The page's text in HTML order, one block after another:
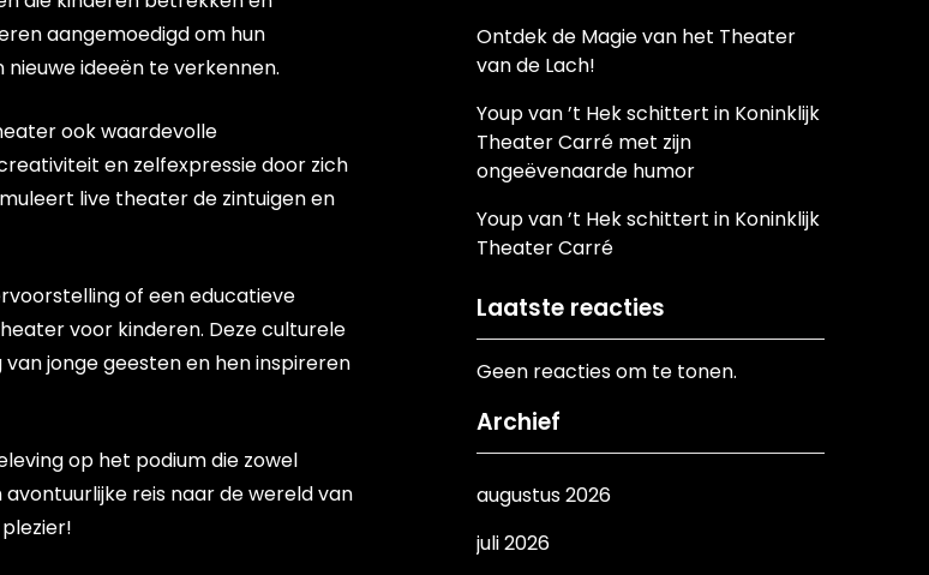
aangemoedigd om hun
ideeën te verkennen.
ook waardevolle
en zelfexpressie door zich
live theater de zintuigen en
of een educatieve
voor kinderen. Deze culturele
jonge geesten en hen inspireren
op het podium die zowel
reis naar de wereld van
Ontdek de Magie van het Theater
van de Lach!
Youp van ’t Hek schittert in Koninklijk
Theater Carré met zijn
ongeëvenaarde humor
Youp van ’t Hek schittert in Koninklijk
Theater Carré
Laatste reacties
Geen reacties om te tonen.
Archief
augustus 2026
juli 2026